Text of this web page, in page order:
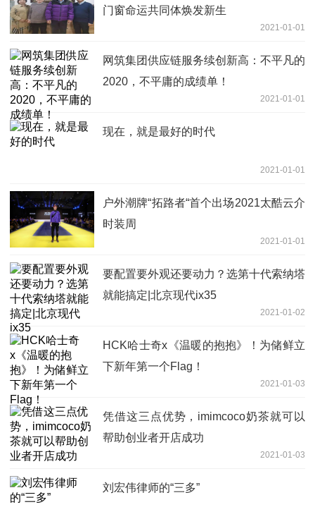
门窗命运共同体焕发新生
2021-01-01
网筑集团供应链服务续创新高：不平凡的
2020，不平庸的成绩单！
2021-01-01
现在，就是最好的时代
2021-01-01
户外潮牌“拓路者“首个出场2021太酷云介
时装周
2021-01-01
要配置要外观还要动力？选第十代索纳塔
就能搞定|北京现代ix35
2021-01-02
HCK哈士奇x《温暖的抱抱》！为储鲜立
下新年第一个Flag！
2021-01-03
凭借这三点优势，imimcoco奶茶就可以
帮助创业者开店成功
2021-01-03
刘宏伟律师的“三多”